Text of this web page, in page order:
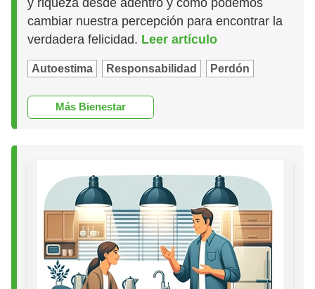
y riqueza desde adentro y cómo podemos
cambiar nuestra percepción para encontrar la
verdadera felicidad. Leer artículo
Autoestima Responsabilidad Perdón
Más Bienestar